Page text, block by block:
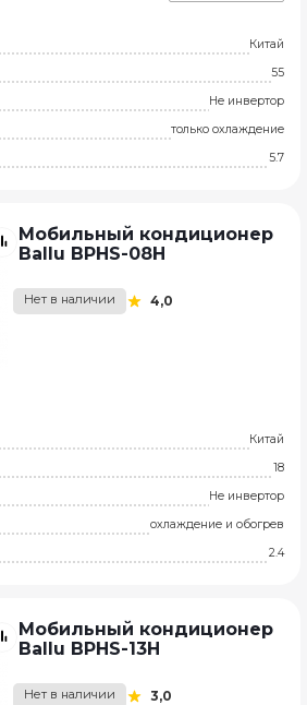
Китай
55
Не инвертор
только охлаждение
5.7
Мобильный кондиционер
Ballu BPHS-08H
Нет в наличии 4,0
Китай
18
Не инвертор
охлаждение и обогрев
2.4
Мобильный кондиционер
Ballu BPHS-13H
Нет в наличии 3,0